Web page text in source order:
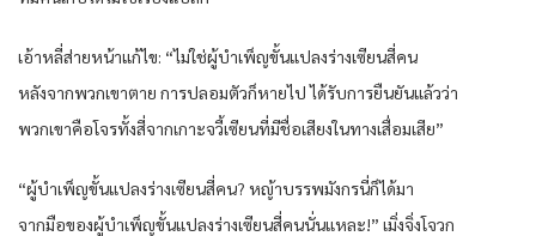
เอ้าหลี่ส่ายหน้าแก้ไข: “ไม่ใช่ผู้บำเพ็ญขั้นแปลงร่างเซียนสี่คน
หลังจากพวกเขาตาย การปลอมตัวก็หายไป ได้รับการยืนยันแล้วว่า
พวกเขาคือโจรทั้งสี่จากเกาะจวี้เซียนที่มีชื่อเสียงในทางเสื่อมเสีย”
“ผู้บำเพ็ญขั้นแปลงร่างเซียนสี่คน? หญ้าบรรพมังกรนี่ก็ได้มา
จากมือของผู้บำเพ็ญขั้นแปลงร่างเซียนสี่คนนั่นแหละ!” เมิ่งจิ่งโจวก